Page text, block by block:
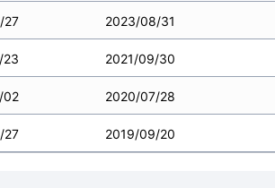
27 2023/08/31
23 2021/09/30
02 2020/07/28
27 2019/09/20